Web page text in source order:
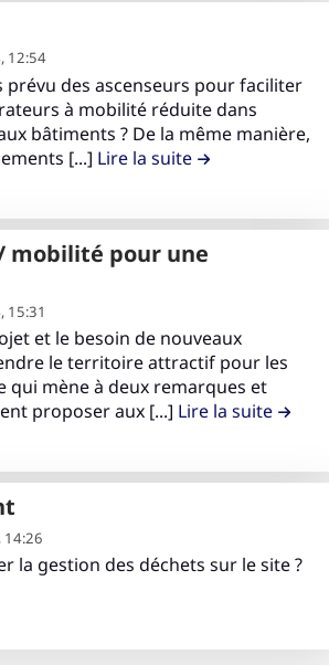
12:54
prévu des ascenseurs pour faciliter
à mobilité réduite dans
bâtiments ? De la même manière,
[...] Lire la suite de la
15:31
et le besoin de nouveaux
le territoire attractif pour les
qui mène à deux remarques et
proposer aux [...] Lire la suite de la
14:26
la gestion des déchets sur le site ?
Environnement